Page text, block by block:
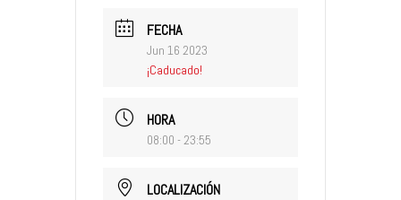
FECHA
Jun 16 2023
¡Caducado!
HORA
08:00 - 23:55
LOCALIZACIÓN